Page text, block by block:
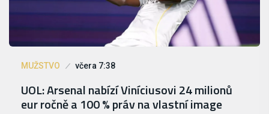
MUŽSTVO včera 7:38
UOL: Arsenal nabízí Viníciusovi 24 milionů
eur ročně a 100 % práv na vlastní image